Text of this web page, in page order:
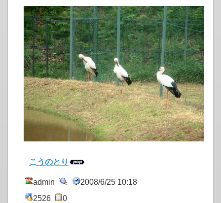
こうのとり
admin
2008/6/25 10:18
2526
0